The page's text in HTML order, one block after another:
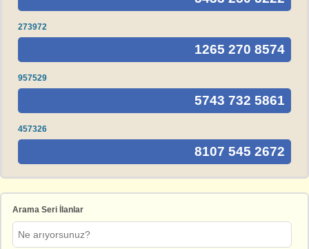
273972
1265 270 8574
957529
5743 732 5861
457326
8107 545 2672
Arama Seri İlanlar